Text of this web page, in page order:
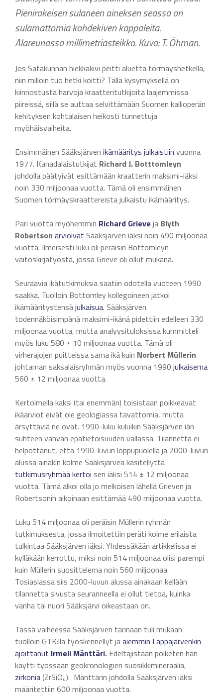
Pienirakeisen sulaneen aineksen seassa on
sulamattomia kohdekiven kappaleita.
Alareunassa millimetriasteikko. Kuva: T. Öhman.
Jos Satakunnan hiekkakivi peitti aluetta törmäyshetkellä,
niin milloin tuo hetki koitti? Tällä kysymyksellä on
kiinnostusta harvoja kraatteritutkijoita laajemmissa
piireissä, sillä se auttaa selvittämään Suomen kallioperän
kehityksen kohtalaisen heikosti tunnettuja
myöhäisvaiheita.
Ensimmäinen Sääksjärven ikämääritys julkaistiin vuonna
1977. Kanadalaistutkijat Richard J. Botttomleyn
johdolla päätyivät esittämään kraatterin maksimi-iäksi
noin 330 miljoonaa vuotta. Tämä oli ensimmäinen
Suomen törmäyskraattereista julkaistu ikämääritys.
Pari vuotta myöhemmin Richard Grieve ja Blyth
Robertson arvioivat Sääksjärven iäksi noin 490 miljoonaa
vuotta. Ilmeisesti luku oli peräisin Bottomleyn
väitöskirjatyöstä, jossa Grieve oli ollut mukana.
Seuraavia ikätutkimuksia saatiin odotella vuoteen 1990
saakka. Tuolloin Bottomley kollegoineen jatkoi
ikämääritystensäjulkaisua. Sääksjärven
todennäköisimpänä maksimi-ikänä pidettiin edelleen 330
miljoonaa vuotta, mutta analyysituloksissa kummitteli
myös luku 580 ± 10 miljoonaa vuotta. Tämä oli
virherajojen puitteissa sama ikä kuin Norbert Müllerin
johtaman saksalaisryhmän myös vuonna 1990 julkaisema
560 ± 12 miljoonaa vuotta.
Kertoimella kaksi (tai enemmän) toisistaan poikkeavat
ikäarviot eivät ole geologiassa tavattomia, mutta
ärsyttäviä ne ovat. 1990-luku kuluikin Sääksjärven iän
suhteen vahvan epätietoisuuden vallassa. Tilannetta ei
helpottanut, että 1990-luvun loppupuolella ja 2000-luvun
alussa ainakin kolme Sääksjärveä käsitellyttä
tutkimusryhmääkertoi sen iäksi 514 ± 12 miljoonaa
vuotta. Tämä alkoi olla jo melkoisen lähellä Grieven ja
Robertsonin aikoinaan esittämää 490 miljoonaa vuotta.
Luku 514 miljoonaa oli peräisin Müllerin ryhmän
tutkimuksesta, jossa ilmoitettiin peräti kolme erilaista
tulkintaa Sääksjärven iäksi. Yhdessäkään artikkelissa ei
kylläkään kerrottu, miksi noin 514 miljoonaa olisi parempi
kuin Müllerin suosittelema noin 560 miljoonaa.
Tosiasiassa siis 2000-luvun alussa ainakaan kellään
tilannetta sivusta seuranneella ei ollut tietoa, kuinka
vanha tai nuori Sääksjärvi oikeastaan on.
Tässä vaiheessa Sääksjärven tarinaan tuli mukaan
tuolloin GTK:lla työskennellyt jaaiemmin Lappajärvenkin
ajoittanut Irmeli Mänttäri. Edeltäjistään poiketen hän
käytti työssään geokronologien suosikkimineraalia,
zirkonia(ZrSiO4). Mänttärin johdolla Sääksjärven iäksi
määritettiin 600 miljoonaa vuotta.